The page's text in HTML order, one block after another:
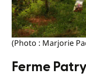
(Photo : Marjorie
Ferme